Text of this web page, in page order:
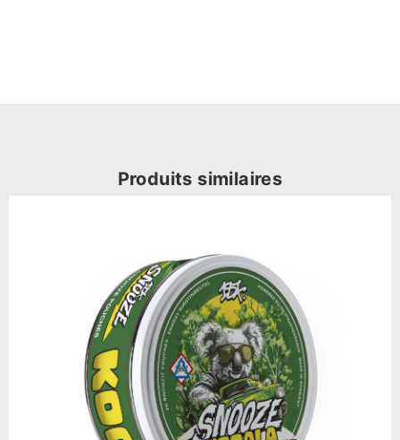
Produits similaires